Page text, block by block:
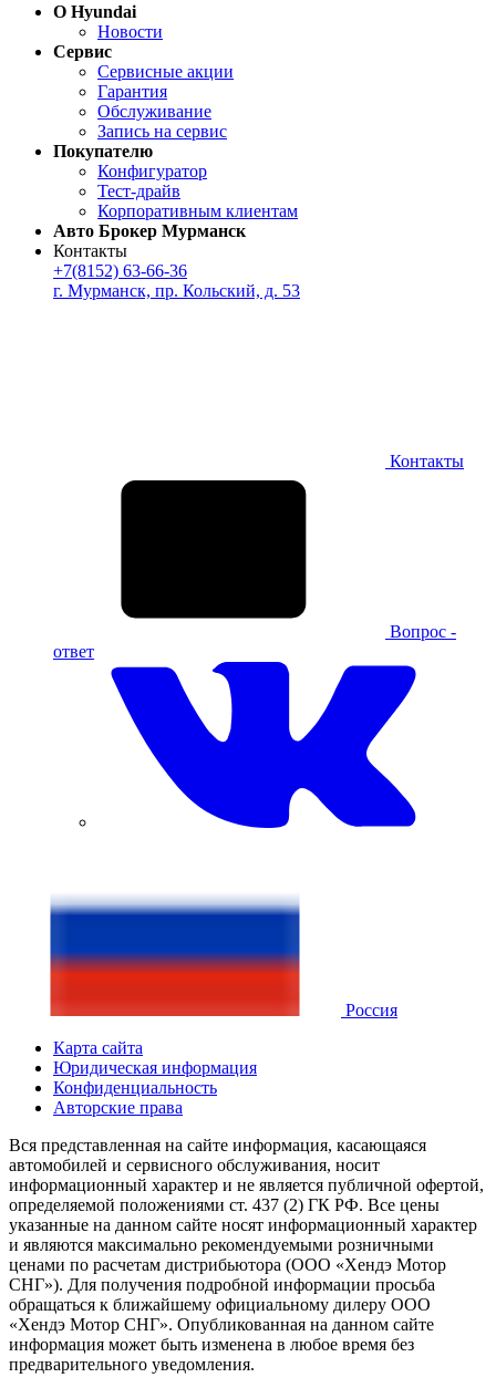
О Hyundai
Новости
Сервис
Сервисные акции
Гарантия
Обслуживание
Запись на сервис
Покупателю
Конфигуратор
Тест-драйв
Корпоративным клиентам
Авто Брокер Мурманск
Контакты
+7(8152) 63-66-36
г. Мурманск, пр. Кольский, д. 53
Контакты
Вопрос -
ответ
Россия
Карта сайта
Юридическая информация
Конфиденциальность
Авторские права
Вся представленная на сайте информация, касающаяся
автомобилей и сервисного обслуживания, носит
информационный характер и не является публичной офертой,
определяемой положениями ст. 437 (2) ГК РФ. Все цены
указанные на данном сайте носят информационный характер
и являются максимально рекомендуемыми розничными
ценами по расчетам дистрибьютора (ООО «Хендэ Мотор
СНГ»). Для получения подробной информации просьба
обращаться к ближайшему официальному дилеру ООО
«Хендэ Мотор СНГ». Опубликованная на данном сайте
информация может быть изменена в любое время без
предварительного уведомления.